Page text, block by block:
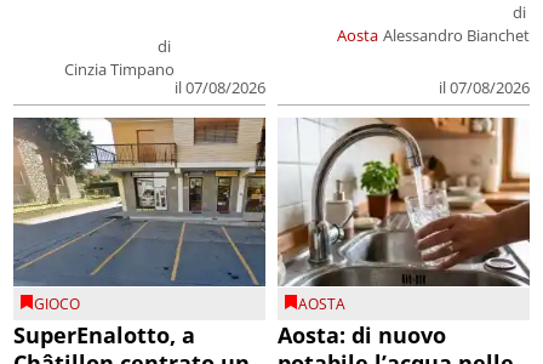
di
Cinzia Timpano
il 07/08/2026
Aosta
di
Alessandro Bianchet
il 07/08/2026
GIOCO
SuperEnalotto, a
AOSTA
Aosta: di nuovo